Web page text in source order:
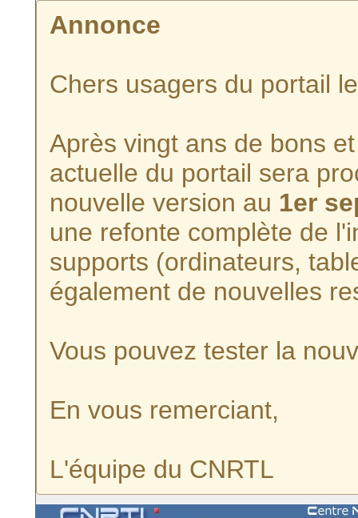
Annonce
Chers usagers du portail
Après vingt ans de bons
actuelle du portail sera
nouvelle version au 1er
une refonte complète de
supports (ordinateurs,
également de nouvelles
Vous pouvez tester la
En vous remerciant,
L'équipe du CNRTL